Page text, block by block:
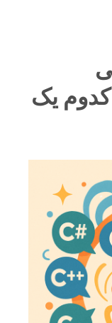
در ۲۰۲۵: کدوم یک